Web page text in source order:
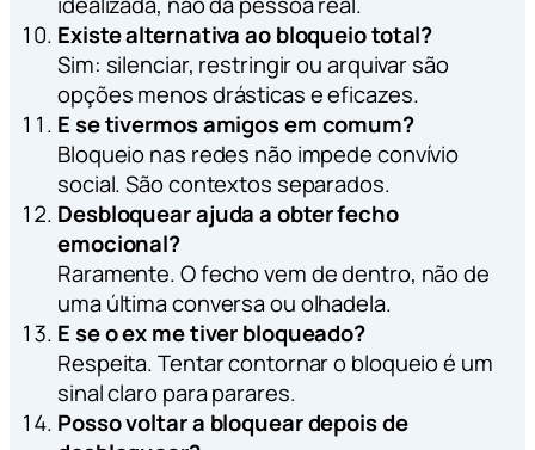
Existe alternativa ao bloqueio total?
Sim: silenciar, restringir ou arquivar são
opções menos drásticas e eficazes.
E se tivermos amigos em comum?
Bloqueio nas redes não impede convívio
social. São contextos separados.
Desbloquear ajuda a obter fecho
emocional?
Raramente. O fecho vem de dentro, não de
uma última conversa ou olhadela.
E se o ex me tiver bloqueado?
Respeita. Tentar contornar o bloqueio é um
sinal claro para parares.
Posso voltar a bloquear depois de